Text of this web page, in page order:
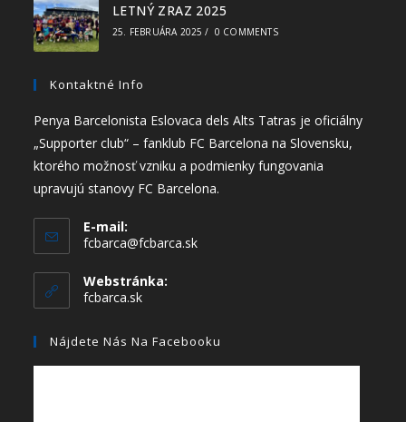
LETNÝ ZRAZ 2025
25. FEBRUÁRA 2025 / 0 COMMENTS
Kontaktné Info
Penya Barcelonista Eslovaca dels Alts Tatras je oficiálny
„Supporter club“ – fanklub FC Barcelona na Slovensku,
ktorého možnosť vzniku a podmienky fungovania
upravujú stanovy FC Barcelona.
E-mail:
fcbarca@fcbarca.sk
Webstránka:
fcbarca.sk
Nájdete Nás Na Facebooku